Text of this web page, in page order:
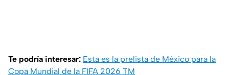
Te podría interesar: Esta es la prelista de México para la
Copa Mundial de la FIFA 2026 TM